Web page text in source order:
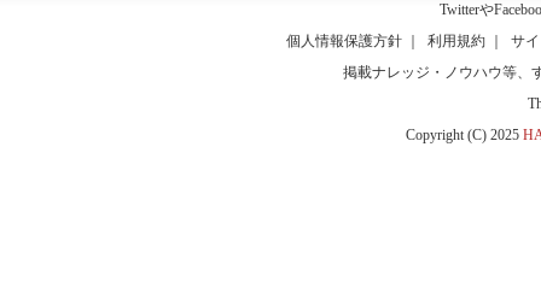
Twitterや
個人情報保護方針
利用規約
サ
掲載ナレッジ・ノウハウ等、
Copyright (C) 2025